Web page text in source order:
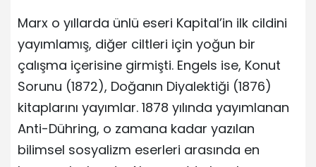
Marx o yıllarda ünlü eseri Kapital’in ilk cildini
yayımlamış, diğer ciltleri için yoğun bir
çalışma içerisine girmişti. Engels ise, Konut
Sorunu (1872), Doğanın Diyalektiği (1876)
kitaplarını yayımlar. 1878 yılında yayımlanan
Anti-Dühring, o zamana kadar yazılan
bilimsel sosyalizm eserleri arasında en